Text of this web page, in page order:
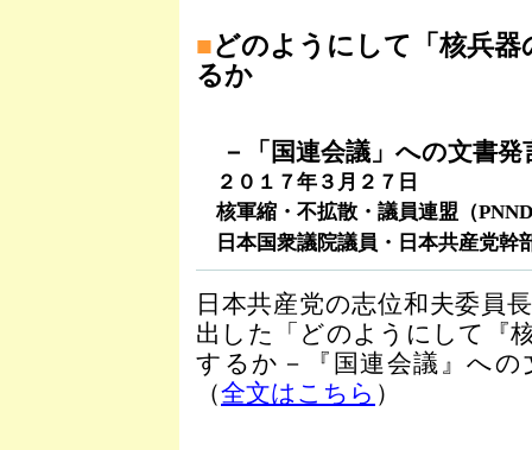
■どのようにして「核兵
るか
－「国連会議」への文書発
２０１７年３月２７日
核軍縮・不拡散・議員連盟（
日本国衆議院議員・日本共産党幹
日本共産党の志位和夫委員
出した「どのようにして『
するか－『国連会議』へ
（全文はこちら ）